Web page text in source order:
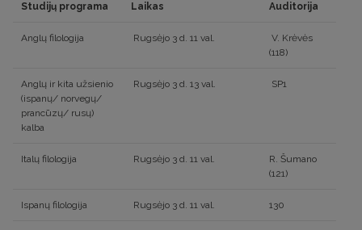
Studijų programa Laikas Auditorija
Anglų filologija Rugsėjo 3 d. 11 val.
V. Krėvės
(118)
Anglų ir kita užsienio
(ispanų/ norvegų/
prancūzų/ rusų)
kalba
Rugsėjo 3 d. 13 val. SP1
Italų filologija Rugsėjo 3 d. 11 val.
R. Šumano
(121)
Ispanų filologija Rugsėjo 3 d. 11 val. 130